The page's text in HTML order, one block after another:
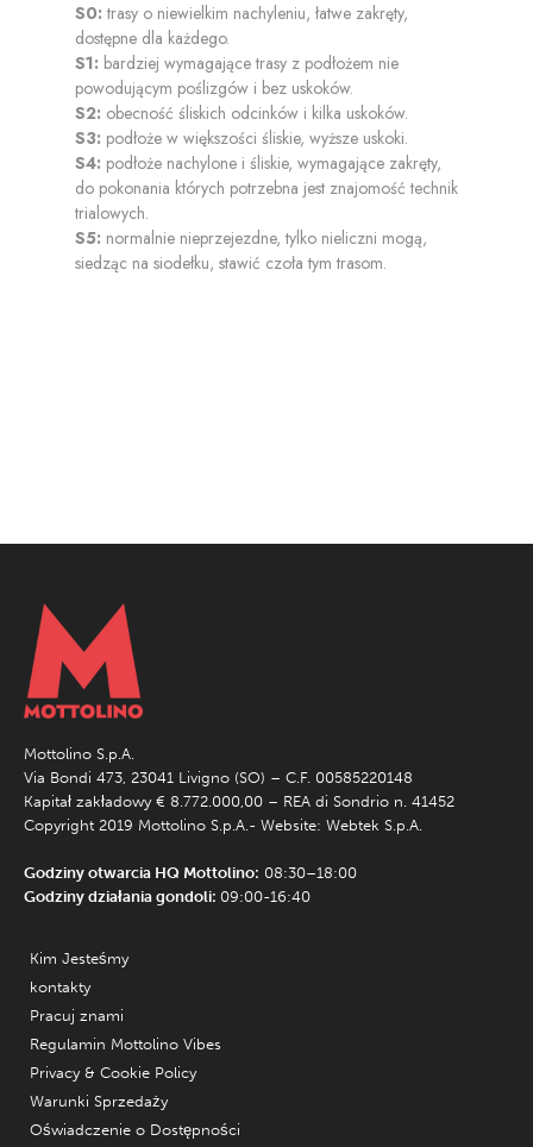
S0: trasy o niewielkim nachyleniu, łatwe zakręty,
dostępne dla każdego.
S1: bardziej wymagające trasy z podłożem nie
powodującym poślizgów i bez uskoków.
S2: obecność śliskich odcinków i kilka uskoków.
S3: podłoże w większości śliskie, wyższe uskoki.
S4: podłoże nachylone i śliskie, wymagające zakręty,
do pokonania których potrzebna jest znajomość technik
trialowych.
S5: normalnie nieprzejezdne, tylko nieliczni mogą,
siedząc na siodełku, stawić czoła tym trasom.
Mottolino S.p.A.
Via Bondi 473, 23041 Livigno (SO) – C.F. 00585220148
Kapitał zakładowy € 8.772.000,00 – REA di Sondrio n. 41452
Copyright 2019 Mottolino S.p.A.- Website: Webtek S.p.A.
Godziny otwarcia HQ Mottolino: 08:30–18:00
Godziny działania gondoli: 09:00-16:40
Kim Jesteśmy
kontakty
Pracuj znami
Regulamin Mottolino Vibes
Privacy & Cookie Policy
Warunki Sprzedaży
Oświadczenie o Dostępności